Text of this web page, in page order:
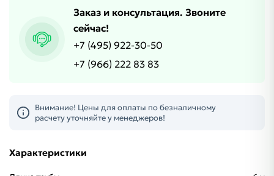
Заказ и консультация. Звоните
сейчас!
+7 (495) 922-30-50
+7 (966) 222 83 83
Внимание! Цены для оплаты по безналичному
расчету уточняйте у менеджеров!
Характеристики